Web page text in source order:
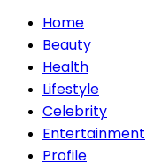
Home
Beauty
Health
Lifestyle
Celebrity
Entertainment
Profile